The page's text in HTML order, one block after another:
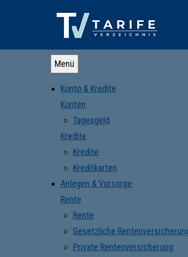
Menü
Konto & Kredite
Konten
Tagesgeld
Kredite
Kredite
Kreditkarten
Anlegen & Vorsorge
Rente
Rente
Gesetzliche
Private Rentenversicherung